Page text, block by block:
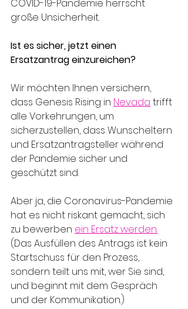
COVID-19-Pandemie herrscht
große Unsicherheit.
Ist es sicher, jetzt einen
Ersatzantrag einzureichen?
Wir möchten Ihnen versichern,
dass Genesis Rising in Nevada trifft
alle Vorkehrungen, um
sicherzustellen, dass Wunscheltern
und Ersatzantragsteller während
der Pandemie sicher und
geschützt sind.
Aber ja, die Coronavirus-Pandemie
hat es nicht riskant gemacht, sich
zu bewerben ein Ersatz werden.
(Das Ausfüllen des Antrags ist kein
Startschuss für den Prozess,
sondern teilt uns mit, wer Sie sind,
und beginnt mit dem Gespräch
und der Kommunikation.)